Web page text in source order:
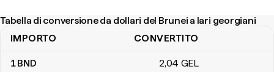
Tabella di conversione da dollari del Brunei a lari georgiani
Tabella di conversione da dollari del Brunei a lari georgiani
IMPORTO CONVERTITO
1BND 2,04 GEL